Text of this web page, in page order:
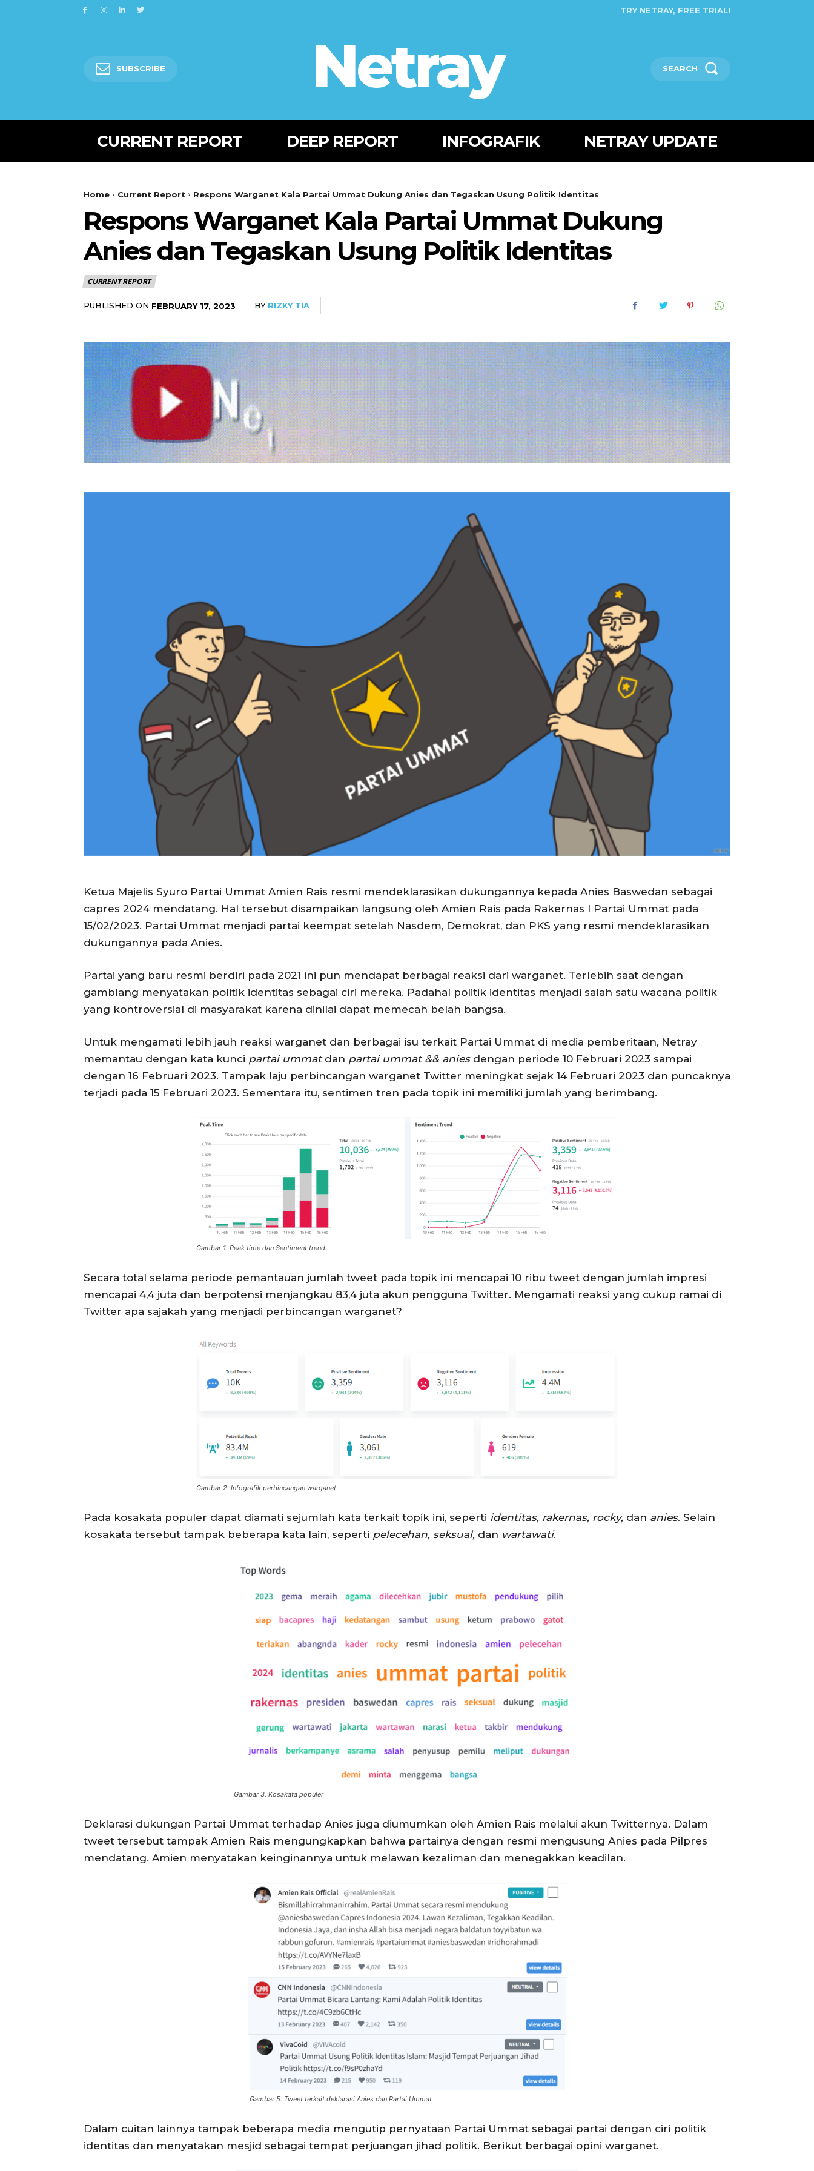
TRY NETRAY, FREE TRIAL!
SUBSCRIBE Netray SEARCH
CURRENT REPORT DEEP REPORT INFOGRAFIK NETRAY UPDATE
Home Current Report Respons Warganet Kala Partai Ummat Dukung Anies dan Tegaskan Usung Politik Identitas
Respons Warganet Kala Partai Ummat Dukung
Anies dan Tegaskan Usung Politik Identitas
CURRENT REPORT
PUBLISHED ON FEBRUARY 17, 2023 BY RIZKY TIA
Ketua Majelis Syuro Partai Ummat Amien Rais resmi mendeklarasikan dukungannya kepada Anies Baswedan sebagai
capres 2024 mendatang. Hal tersebut disampaikan langsung oleh Amien Rais pada Rakernas I Partai Ummat pada
15/02/2023. Partai Ummat menjadi partai keempat setelah Nasdem, Demokrat, dan PKS yang resmi mendeklarasikan
dukungannya pada Anies.
Partai yang baru resmi berdiri pada 2021 ini pun mendapat berbagai reaksi dari warganet. Terlebih saat dengan
gamblang menyatakan politik identitas sebagai ciri mereka. Padahal politik identitas menjadi salah satu wacana politik
yang kontroversial di masyarakat karena dinilai dapat memecah belah bangsa.
Untuk mengamati lebih jauh reaksi warganet dan berbagai isu terkait Partai Ummat di media pemberitaan, Netray
memantau dengan kata kunci partai ummatdan partai ummat && aniesdengan periode 10 Februari 2023 sampai
dengan 16 Februari 2023. Tampak laju perbincangan warganet Twitter meningkat sejak 14 Februari 2023 dan puncaknya
terjadi pada 15 Februari 2023. Sementara itu, sentimen tren pada topik ini memiliki jumlah yang berimbang.
Gambar 1. Peak time dan Sentiment trend
Secara total selama periode pemantauan jumlah tweet pada topik ini mencapai 10 ribu tweet dengan jumlah impresi
mencapai 4,4 juta dan berpotensi menjangkau 83,4 juta akun pengguna Twitter. Mengamati reaksi yang cukup ramai di
Twitter apa sajakah yang menjadi perbincangan warganet?
Gambar 2. Infografik perbincangan warganet
Pada kosakata populer dapat diamati sejumlah kata terkait topik ini, seperti identitas, rakernas, rocky, dan anies. Selain
kosakata tersebut tampak beberapa kata lain, seperti pelecehan, seksual, dan wartawati.
Gambar 3. Kosakata populer
Deklarasi dukungan Partai Ummat terhadap Anies juga diumumkan oleh Amien Rais melalui akun Twitternya. Dalam
tweet tersebut tampak Amien Rais mengungkapkan bahwa partainya dengan resmi mengusung Anies pada Pilpres
mendatang. Amien menyatakan keinginannya untuk melawan kezaliman dan menegakkan keadilan.
Gambar 5. Tweet terkait deklarasi Anies dan Partai Ummat
Dalam cuitan lainnya tampak beberapa media mengutip pernyataan Partai Ummat sebagai partai dengan ciri politik
identitas dan menyatakan mesjid sebagai tempat perjuangan jihad politik. Berikut berbagai opini warganet.